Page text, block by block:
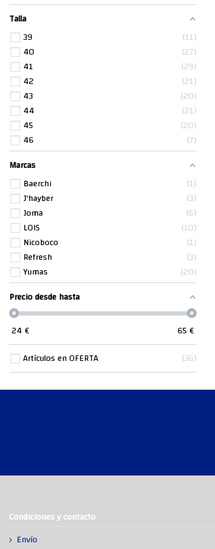
Talla
39
11
40
27
41
29
42
21
43
20
44
21
45
20
46
7
Marcas
Baerchi
1
J'hayber
3
Joma
6
LOIS
10
Nicoboco
1
Refresh
3
Yumas
20
Precio desde hasta
24€ 65€
Artículos en OFERTA
36
Condiciones y contacto
Envío